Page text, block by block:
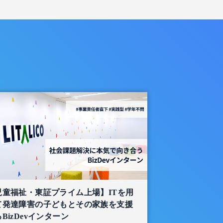
童福祉・東証プライム上場】ITを用
発達障害の子どもとその家族を支援
BizDevインターン